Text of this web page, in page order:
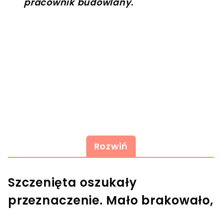
Rozwiń
Szczenięta oszukały
przeznaczenie. Mało brakowało,